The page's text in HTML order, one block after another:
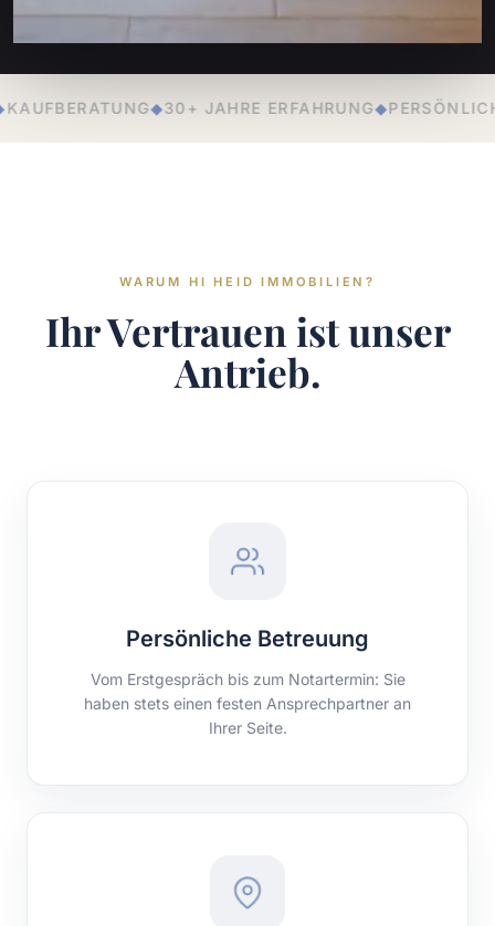
ERFAHRUNG◆PERSÖNLICHE BETREUUNG◆LOKALE
WARUM HI HEID IMMOBILIEN?
Ihr Vertrauen ist unser
Antrieb.
Persönliche Betreuung
Vom Erstgespräch bis zum Notartermin: Sie
haben stets einen festen Ansprechpartner an
Ihrer Seite.